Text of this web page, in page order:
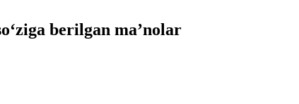
berilgan ma’nolar